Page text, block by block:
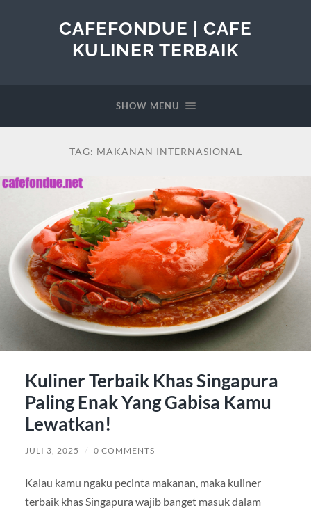
CAFEFONDUE | CAFE
KULINER TERBAIK
SHOW MENU
TAG: MAKANAN INTERNASIONAL
Kuliner Terbaik Khas Singapura
Paling Enak Yang Gabisa Kamu
Lewatkan!
JULI 3, 2025 / 0 COMMENTS
Kalau kamu ngaku pecinta makanan, maka kuliner
terbaik khas Singapura wajib banget masuk dalam